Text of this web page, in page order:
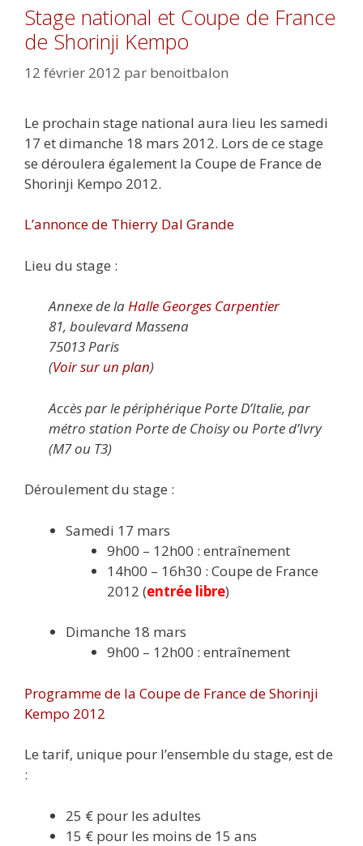
Stage national et Coupe de France
de Shorinji Kempo
12 février 2012 par benoitbalon
Le prochain stage national aura lieu les samedi
17 et dimanche 18 mars 2012. Lors de ce stage
se déroulera également la Coupe de France de
Shorinji Kempo 2012.
L’annonce de Thierry Dal Grande
Lieu du stage :
Annexe de laHalle Georges Carpentier
81, boulevard Massena
75013 Paris
(Voir sur un plan)
Accès par le périphérique Porte D’Italie, par
métro station Porte de Choisy ou Porte d’Ivry
(M7 ou T3)
Déroulement du stage :
Samedi 17 mars
9h00 – 12h00 : entraînement
14h00 – 16h30 : Coupe de France
2012 (entrée libre)
Dimanche 18 mars
9h00 – 12h00 : entraînement
Programme de la Coupe de France de Shorinji
Kempo 2012
Le tarif, unique pour l’ensemble du stage, est de
:
25 € pour les adultes
15 € pour les moins de 15 ans